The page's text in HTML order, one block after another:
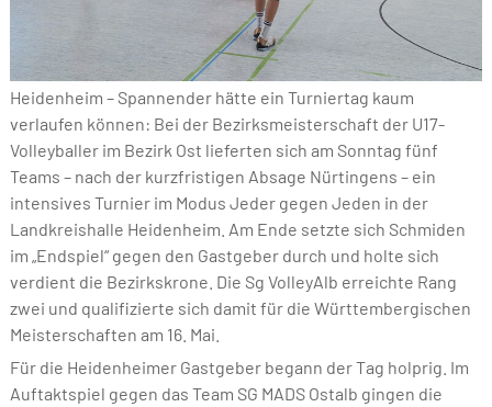
Heidenheim – Spannender hätte ein Turniertag kaum
verlaufen können: Bei der Bezirksmeisterschaft der U17-
Volleyballer im Bezirk Ost lieferten sich am Sonntag fünf
Teams – nach der kurzfristigen Absage Nürtingens – ein
intensives Turnier im Modus Jeder gegen Jeden in der
Landkreishalle Heidenheim. Am Ende setzte sich Schmiden
im „Endspiel“ gegen den Gastgeber durch und holte sich
verdient die Bezirkskrone. Die Sg VolleyAlb erreichte Rang
zwei und qualifizierte sich damit für die Württembergischen
Meisterschaften am 16. Mai.
Für die Heidenheimer Gastgeber begann der Tag holprig. Im
Auftaktspiel gegen das Team SG MADS Ostalb gingen die